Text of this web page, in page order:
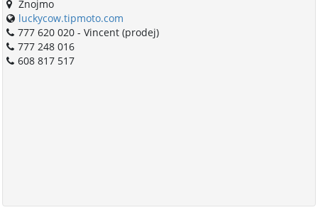
Znojmo
luckycow.tipmoto.com
777 620 020 - Vincent (prodej)
777 248 016
608 817 517